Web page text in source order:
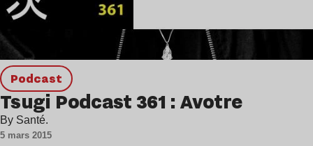
podcast
Tsugi Podcast 361 : Avotre
By Santé.
5 mars 2015